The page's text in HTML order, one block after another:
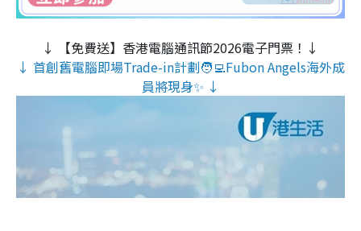
↓ 【免費送】香港電腦通訊節2026電子門票！↓
↓ 首創舊電腦即場Trade-in計劃🧑‍💻Fubon Angels海外成
員將現身✨ ↓